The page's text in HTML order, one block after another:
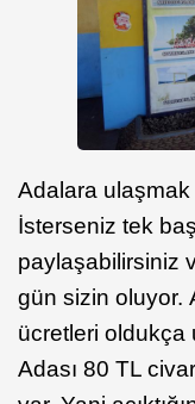
Adalara ulaşmak
İsterseniz tek
paylaşabilirsiniz
gün sizin oluyor.
ücretleri oldukça
Adası 80 TL